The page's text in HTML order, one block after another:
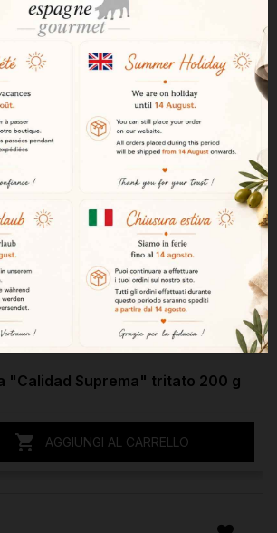
"Calidad Suprema" tritato 200 g
 AGGIUNGI AL CARRELLO